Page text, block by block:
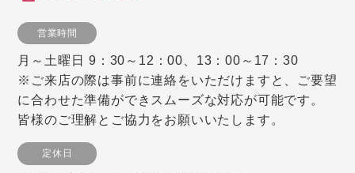
営業時間
月～土曜日 9：30～12：00、13：00～17：30
※ご来店の際は事前に連絡をいただけますと、ご要望
に合わせた準備ができスムーズな対応が可能です。
皆様のご理解とご協力をお願いいたします。
定休日